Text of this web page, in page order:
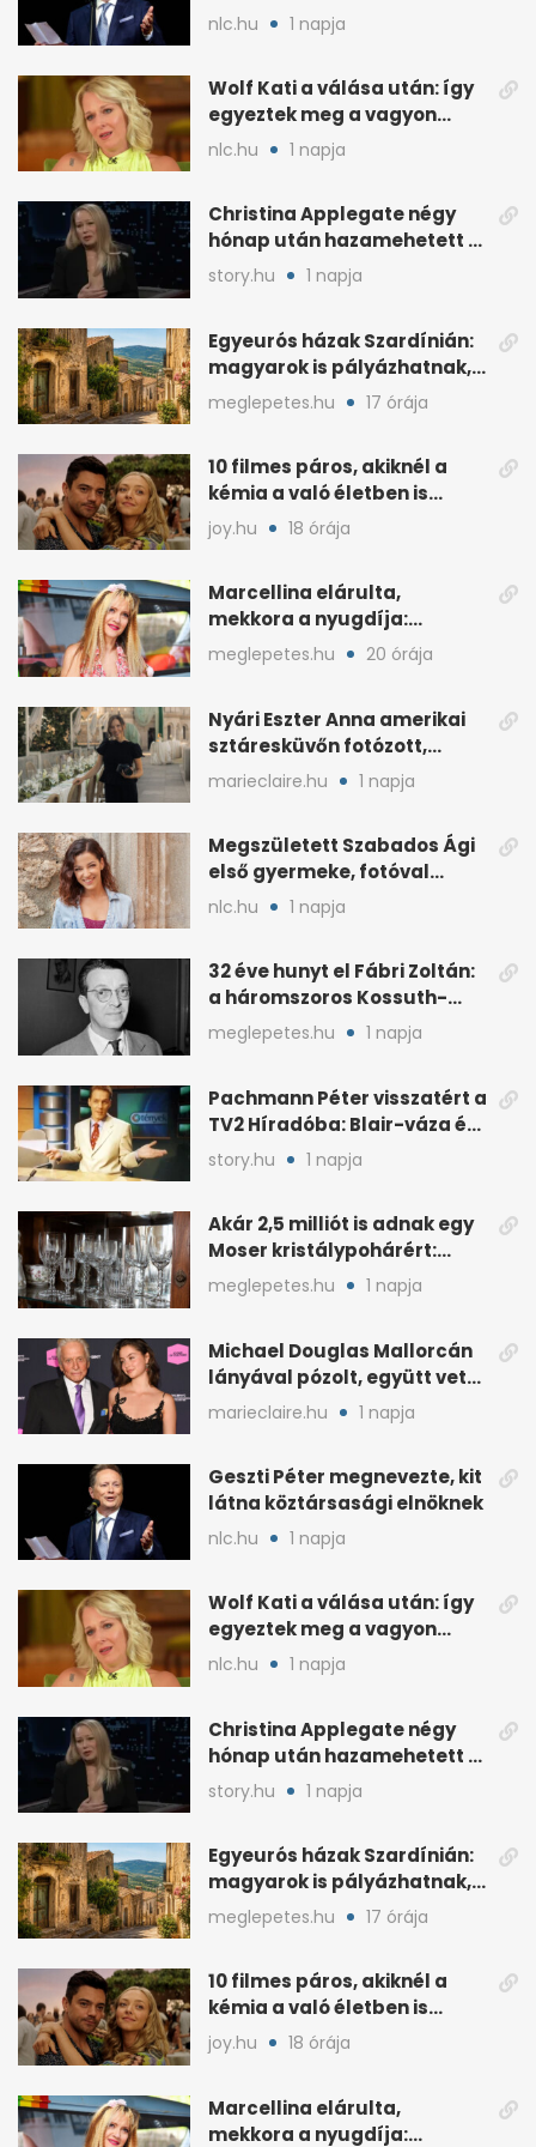
nlc.hu 1 napja
Wolf Kati a válása után: így
egyeztek meg a vagyon
megosztásáról
nlc.hu 1 napja
Christina Applegate négy
hónap után hazamehetett a
kórházból, de hallgatnak az
okokról
story.hu 1 napja
Egyeurós házak Szardínián:
magyarok is pályázhatnak,
de vannak feltételek
meglepetes.hu 17 órája
10 filmes páros, akiknél a
kémia a való életben is
féltékenységet szült
joy.hu 18 órája
Marcellina elárulta,
mekkora a nyugdíja:
„Ötvenezer forint”
meglepetes.hu 20 órája
Nyári Eszter Anna amerikai
sztáresküvőn fotózott,
kisbabája után pár
marieclaire.hu 1 napja
Megszületett Szabados Ági
első gyermeke, fotóval
jelentette be
nlc.hu 1 napja
32 éve hunyt el Fábri Zoltán:
a háromszoros Kossuth-
díjas rendező
meglepetes.hu 1 napja
Pachmann Péter visszatért a
TV2 Híradóba: Blair-váza és
császári kézfogás
story.hu 1 napja
Akár 2,5 milliót is adnak egy
Moser kristálypohárért:
otthon is lapulhat
meglepetes.hu 1 napja
Michael Douglas Mallorcán
lányával pózolt, együtt vette
át az elismerést
marieclaire.hu 1 napja
Geszti Péter megnevezte, kit
látna köztársasági elnöknek
nlc.hu 1 napja
Wolf Kati a válása után: így
egyeztek meg a vagyon
megosztásáról
nlc.hu 1 napja
Christina Applegate négy
hónap után hazamehetett a
kórházból, de hallgatnak az
okokról
story.hu 1 napja
Egyeurós házak Szardínián:
magyarok is pályázhatnak,
de vannak feltételek
meglepetes.hu 17 órája
10 filmes páros, akiknél a
kémia a való életben is
féltékenységet szült
joy.hu 18 órája
Marcellina elárulta,
mekkora a nyugdíja: